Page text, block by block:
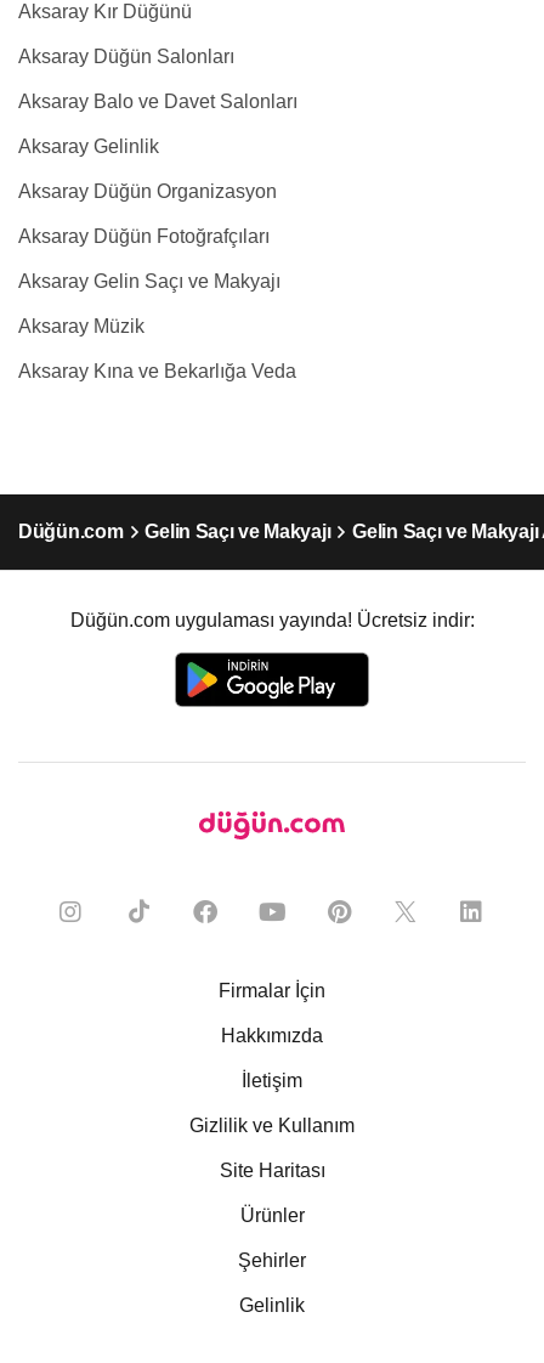
Aksaray Kır Düğünü
Aksaray Düğün Salonları
Aksaray Balo ve Davet Salonları
Aksaray Gelinlik
Aksaray Düğün Organizasyon
Aksaray Düğün Fotoğrafçıları
Aksaray Gelin Saçı ve Makyajı
Aksaray Müzik
Aksaray Kına ve Bekarlığa Veda
Düğün.com Gelin Saçı ve Makyajı Gelin Saçı ve
Düğün.com uygulaması yayında! Ücretsiz indir:
Firmalar İçin
Hakkımızda
İletişim
Gizlilik ve Kullanım
Site Haritası
Ürünler
Şehirler
Gelinlik